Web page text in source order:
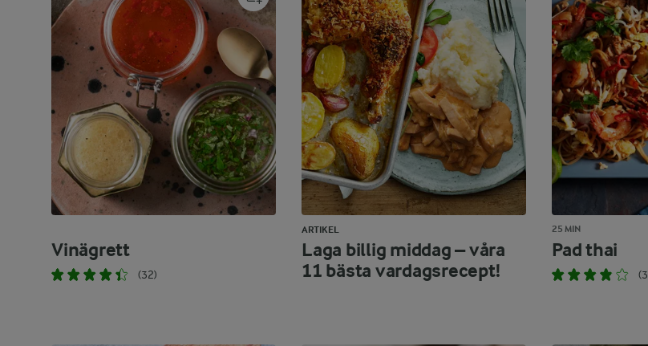
Vinägrett
(32)
ARTIKEL
Laga billig middag – våra
11 bästa vardagsrecept!
25 MIN
Pad thai